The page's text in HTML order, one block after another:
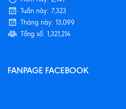
Tuần này: 7,323
Tháng này: 13,099
Tổng số: 1,321,214
FANPAGE FACEBOOK